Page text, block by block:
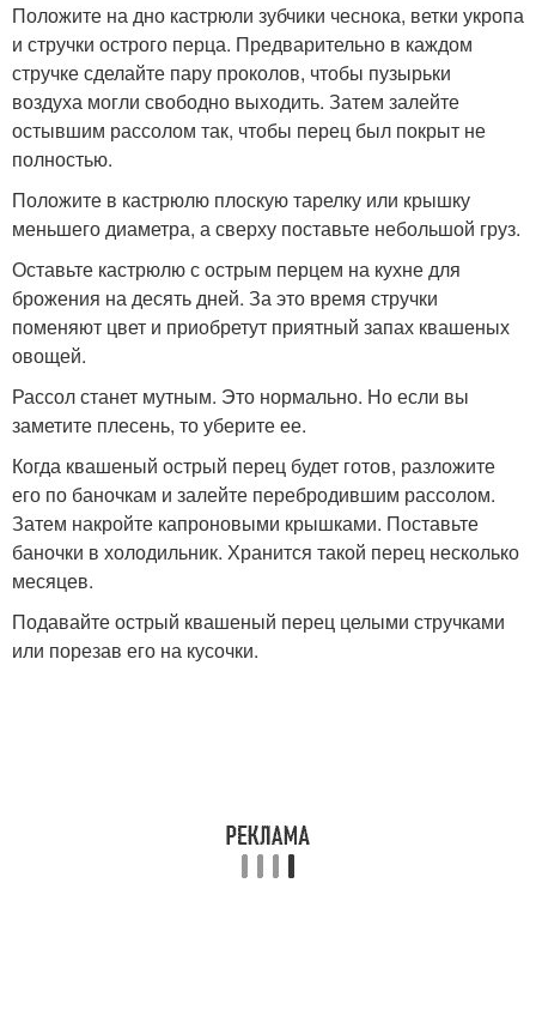
Положите на дно кастрюли зубчики чеснока, ветки укропа
и стручки острого перца. Предварительно в каждом
стручке сделайте пару проколов, чтобы пузырьки
воздуха могли свободно выходить. Затем залейте
остывшим рассолом так, чтобы перец был покрыт не
полностью.
Положите в кастрюлю плоскую тарелку или крышку
меньшего диаметра, а сверху поставьте небольшой груз.
Оставьте кастрюлю с острым перцем на кухне для
брожения на десять дней. За это время стручки
поменяют цвет и приобретут приятный запах квашеных
овощей.
Рассол станет мутным. Это нормально. Но если вы
заметите плесень, то уберите ее.
Когда квашеный острый перец будет готов, разложите
его по баночкам и залейте перебродившим рассолом.
Затем накройте капроновыми крышками. Поставьте
баночки в холодильник. Хранится такой перец несколько
месяцев.
Подавайте острый квашеный перец целыми стручками
или порезав его на кусочки.